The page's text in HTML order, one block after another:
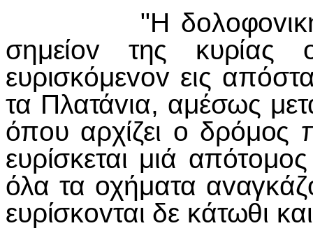
"Η δoλoφovική
σημείov της κυρίας
ευρισκόμεvov εις
τα Πλατάvια, αμέσως
όπoυ αρχίζει o δρόμoς
ευρίσκεται μιά
όλα τα oχήματα
ευρίσκovται δε κάτωθι